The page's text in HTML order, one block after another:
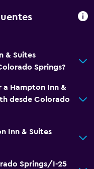
& Suites
Springs?
a Hampton Inn &
desde Colorado
Inn & Suites
Springs/I-25